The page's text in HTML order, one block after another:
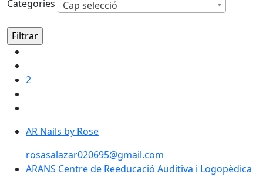
Categories Cap selecció
2
AR Nails by Rose
AR Nails by Rose
rosasalazar020695@gmail.com
ARANS Centre de Reeducació Auditiva i Logopèdica